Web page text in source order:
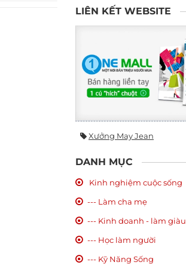
LIÊN KẾT WEBSITE
Xưởng May Jean
DANH MỤC
Kinh nghiệm cuộc sống
--- Làm cha mẹ
--- Kinh doanh - làm giàu
--- Học làm người
--- Kỹ Năng Sống